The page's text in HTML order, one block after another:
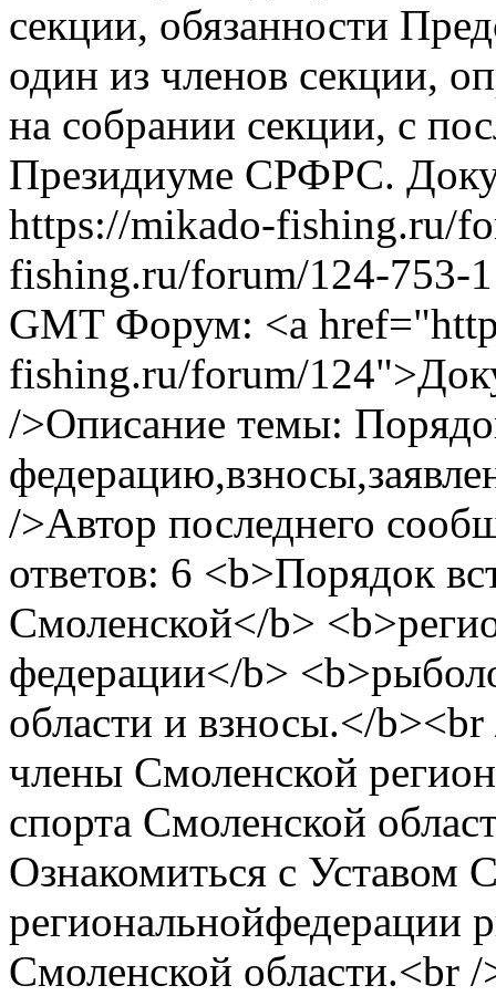
секции, обязанности
один из членов секции,
на собрании секции, с
Президиуме СРФРС.
https://mikado-fishing.ru/
fishing.ru/forum/124-753-
GMT Форум: <a
fishing.ru/forum/
/>Описание темы:
/>Автор последнего
ответов: 6 <b>Порядок
Смоленской</b>
федерации</b>
области и взносы.</
члены Смоленской
спорта Смоленской
Ознакомиться с Уставом
региональнойфедерации
Смоленской области.<br